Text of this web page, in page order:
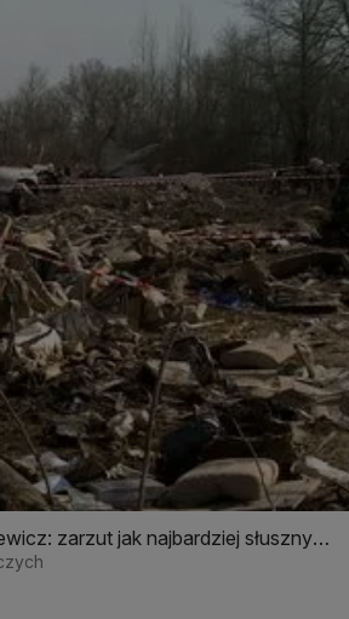
zarzut jak najbardziej słuszny